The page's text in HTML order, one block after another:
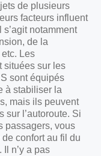
de plusieurs
facteurs influent
notamment
de la
Les
situées sur les
sont équipés
à stabiliser la
mais ils peuvent
sur l’autoroute. Si
passagers, vous
confort au fil du
n’y a pas